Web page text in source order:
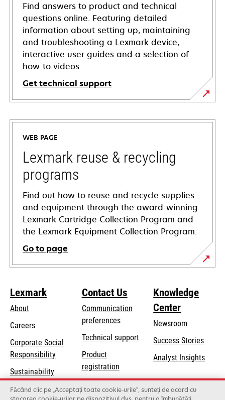
Find answers to product and technical
questions online. Featuring detailed
information about setting up, maintaining
and troubleshooting a Lexmark device,
interactive user guides and a selection of
how-to videos.
Get technical support
opens
in
new
tab
WEB PAGE
Lexmark reuse & recycling
programs
Find out how to reuse and recycle supplies
and equipment through the award-winning
Lexmark Cartridge Collection Program and
the Lexmark Equipment Collection Program.
Go to page
Lexmark
About
Careers
Corporate Social
Responsibilityopens
a
new
Sustainability
Lexmark Partners
Contact Us
Communication
preferences
Technical supportopens
Product
registration
Find a dealer
Knowledge
Center
Newsroom
Success Stories
Analyst Insights
Făcând clic pe „Acceptați toate cookie-urile”, sunteți de acord cu